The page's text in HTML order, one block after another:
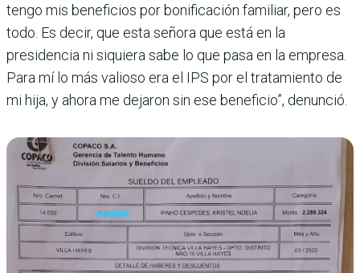
tengo mis beneficios por bonificación familiar, pero es
todo. Es decir, que esta señora que está en la
presidencia ni siquiera sabe lo que pasa en la empresa.
Para mí lo más valioso era el IPS por el tratamiento de
mi hija, y ahora me dejaron sin ese beneficio”, denunció.